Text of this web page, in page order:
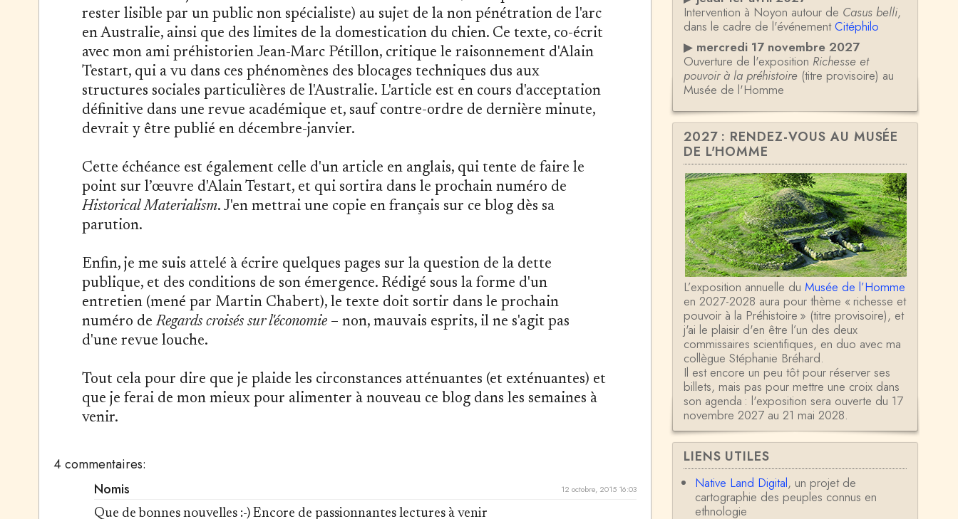
rester lisible par un public non spécialiste) au sujet de la non pénétration de l'arc
en Australie, ainsi que des limites de la domestication du chien. Ce texte, co-écrit
avec mon ami préhistorien Jean-Marc Pétillon, critique le raisonnement d'Alain
Testart, qui a vu dans ces phénomènes des blocages techniques dus aux
structures sociales particulières de l'Australie. L'article est en cours d'acceptation
définitive dans une revue académique et, sauf contre-ordre de dernière minute,
devrait y être publié en décembre-janvier.
Cette échéance est également celle d'un article en anglais, qui tente de faire le
point sur l’œuvre d'Alain Testart, et qui sortira dans le prochain numéro de
Historical Materialism. J'en mettrai une copie en français sur ce blog dès sa
parution.
Enfin, je me suis attelé à écrire quelques pages sur la question de la dette
publique, et des conditions de son émergence. Rédigé sous la forme d'un
entretien (mené par Martin Chabert), le texte doit sortir dans le prochain
numéro deRegards croisés sur l'économie – non, mauvais esprits, il ne s'agit pas
d'une revue louche.
Tout cela pour dire que je plaide les circonstances atténuantes (et exténuantes) et
que je ferai de mon mieux pour alimenter à nouveau ce blog dans les semaines à
venir.
4 commentaires:
Nomis
12 octobre, 2015 16:03
Que de bonnes nouvelles :-) Encore de passionnantes lectures à venir
Intervention à Noyon autour de Casus belli,
dans le cadre de l'événementCitéphilo
▶ mercredi 17 novembre 2027
Ouverture de l'exposition Richesse et
pouvoir à la préhistoire(titre provisoire) au
Musée de l'Homme
2027 : RENDEZ-VOUS AU MUSÉE
DE L'HOMME
L’exposition annuelle du Musée de l’Homme
en 2027-2028 aura pour thème « richesse et
pouvoir à la Préhistoire » (titre provisoire), et
j'ai le plaisir d'en être l’un des deux
commissaires scientifiques, en duo avec ma
collègue Stéphanie Bréhard.
Il est encore un peu tôt pour réserver ses
billets, mais pas pour mettre une croix dans
son agenda : l'exposition sera ouverte du 17
novembre 2027 au 21 mai 2028.
LIENS UTILES
Native Land Digital, un projet de
cartographie des peuples connus en
ethnologie